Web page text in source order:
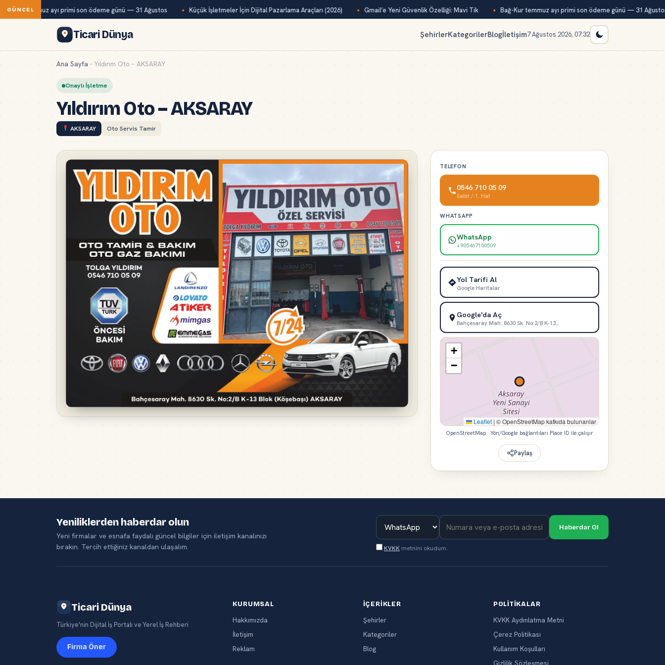
GÜNCEL
Kur temmuz ayı primi son ödeme günü — 31 Ağustos Küçük İşletmeler İçin Dijital Pazarlama Araçları (2026) Gmail’e Yeni Güvenlik Özelliği: Mavi Tik Bağ-Kur temmuz ayı primi son ödeme günü — 31 Ağustos
Ticari Dünya ŞehirlerKategorilerBlogİletişim7 Ağustos 2026, 07:32
Ana Sayfa - Yıldırım Oto – AKSARAY
Onaylı İşletme
Yıldırım Oto – AKSARAY
AKSARAY Oto Servis Tamir
TELEFON
0546 710 05 09
Sabit / 1. Hat
WHATSAPP
WhatsApp
+905467100509
Yol Tarifi Al
Google Haritalar
Google'da Aç
Bahçesaray Mah. 8630 Sk. No:2/B K-13…
+
−
Leaflet | © OpenStreetMap katkıda bulunanlar
OpenStreetMap · Yön/Google bağlantıları Place ID ile çalışır
Paylaş
Yeniliklerden haberdar olun
Yeni firmalar ve esnafa faydalı güncel bilgiler için iletişim kanalınızı
bırakın. Tercih ettiğiniz kanaldan ulaşalım.
Haberdar Ol
KVKK metnini okudum.
Ticari Dünya
Türkiye'nin Dijital İş Portalı ve Yerel İş Rehberi
Firma Öner
KURUMSAL
Hakkımızda
İletişim
Reklam
İÇERIKLER
Şehirler
Kategoriler
Blog
POLITIKALAR
KVKK Aydınlatma Metni
Çerez Politikası
Kullanım Koşulları
Gizlilik Sözleşmesi